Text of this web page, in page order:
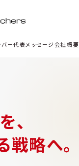
バー代表メッセージ会社概要
、
戦略へ。